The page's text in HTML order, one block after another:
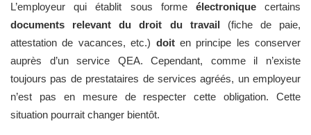
L’employeur qui établit sous forme électroniquecertains
documents relevant du droit du travail (fiche de paie,
attestation de vacances, etc.) doit en principe les conserver
auprès d’un service QEA. Cependant, comme il n’existe
toujours pas de prestataires de services agréés, un employeur
n’est pas en mesure de respecter cette obligation. Cette
situation pourrait changer bientôt.